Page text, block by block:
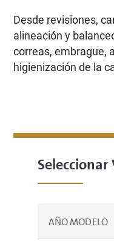
Desde revisiones,
alineación y
correas, embrague,
higienización de la